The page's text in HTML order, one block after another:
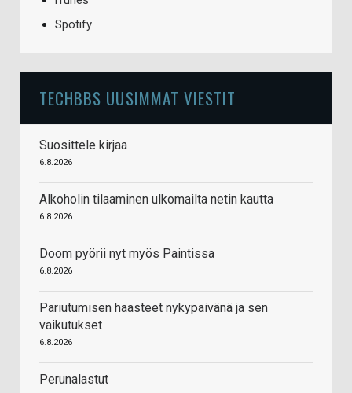
Spotify
TECHBBS UUSIMMAT VIESTIT
Suosittele kirjaa
6.8.2026
Alkoholin tilaaminen ulkomailta netin kautta
6.8.2026
Doom pyörii nyt myös Paintissa
6.8.2026
Pariutumisen haasteet nykypäivänä ja sen
vaikutukset
6.8.2026
Perunalastut